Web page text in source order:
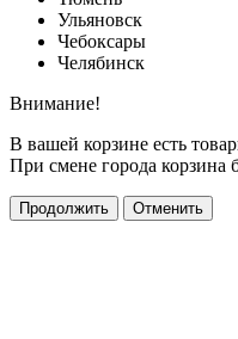
Ульяновск
Чебоксары
Челябинск
Внимание!
В вашей корзине есть
При смене города корзина
Продолжить Отменить